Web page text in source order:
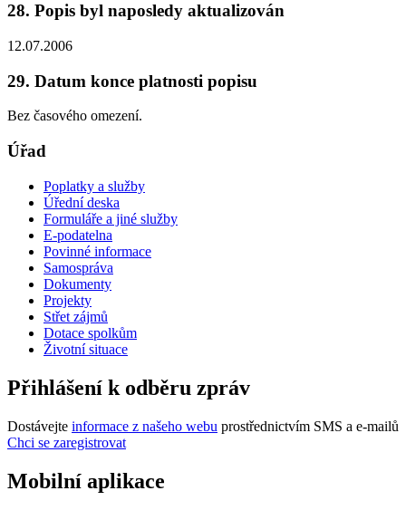
28. Popis byl naposledy aktualizován
12.07.2006
29. Datum konce platnosti popisu
Bez časového omezení.
Úřad
Poplatky a služby
Úřední deska
Formuláře a jiné služby
E-podatelna
Povinné informace
Samospráva
Dokumenty
Projekty
Střet zájmů
Dotace spolkům
Životní situace
Přihlášení k odběru zpráv
Dostávejte informace z našeho webu prostřednictvím SMS a e-mailů
Chci se zaregistrovat
Mobilní aplikace